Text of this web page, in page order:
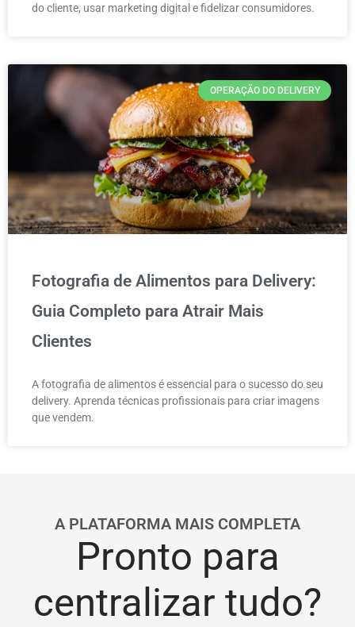
do cliente, usar marketing digital e fidelizar consumidores.
OPERAÇÃO DO DELIVERY
Fotografia de Alimentos para Delivery:
Guia Completo para Atrair Mais
Clientes
A fotografia de alimentos é essencial para o sucesso do seu
delivery. Aprenda técnicas profissionais para criar imagens
que vendem.
A PLATAFORMA MAIS COMPLETA
Pronto para
centralizar tudo?